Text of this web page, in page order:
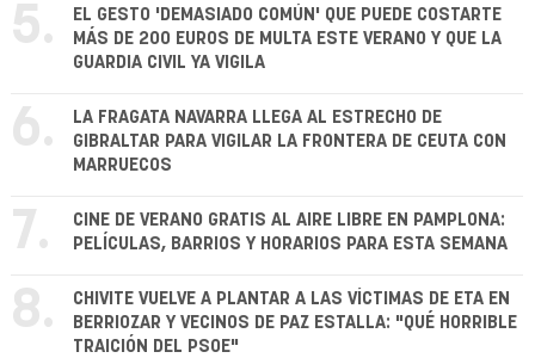
5.
EL GESTO 'DEMASIADO COMÚN' QUE PUEDE COSTARTE
MÁS DE 200 EUROS DE MULTA ESTE VERANO Y QUE LA
GUARDIA CIVIL YA VIGILA
6.
LA FRAGATA NAVARRA LLEGA AL ESTRECHO DE
GIBRALTAR PARA VIGILAR LA FRONTERA DE CEUTA CON
MARRUECOS
7.
CINE DE VERANO GRATIS AL AIRE LIBRE EN PAMPLONA:
PELÍCULAS, BARRIOS Y HORARIOS PARA ESTA SEMANA
8.
CHIVITE VUELVE A PLANTAR A LAS VÍCTIMAS DE ETA EN
BERRIOZAR Y VECINOS DE PAZ ESTALLA: "QUÉ HORRIBLE
TRAICIÓN DEL PSOE"